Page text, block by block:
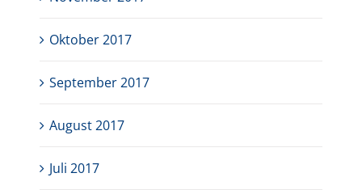
Oktober 2017
September 2017
August 2017
Juli 2017